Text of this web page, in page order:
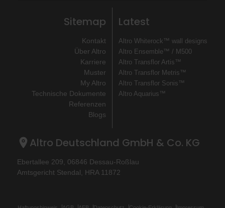
Sitemap
Kontakt
Über Altro
Karriere
Muster
My Altro
Technische Dokumente
Referenzen
Blogs
Latest
Altro Whiterock™ wall designs
Altro Ensemble™ / M500
Altro Transflor Artis™
Altro Transflor Metris™
Altro Transflor Sonis™
Altro Aquarius™
Altro Deutschland GmbH & Co. KG
Ebertallee 209, 06846 Dessau-Roßlau
Amtsgericht Stendal, HRA 11872